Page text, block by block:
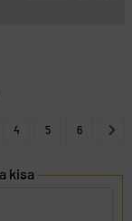
4 5 6
kisa